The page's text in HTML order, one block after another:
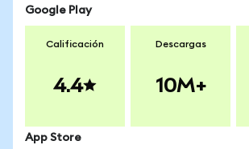
Google Play
Calificación
4.4
Descargas
10M+
App Store